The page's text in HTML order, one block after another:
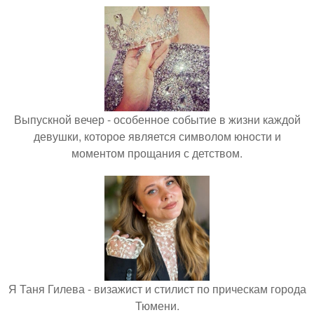
Выпускной вечер - особенное событие в жизни каждой
девушки, которое является символом юности и
моментом прощания с детством.
Я Таня Гилева - визажист и стилист по прическам города
Тюмени.